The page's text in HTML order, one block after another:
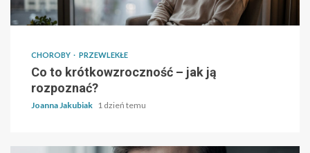
CHOROBY PRZEWLEKŁE
Co to krótkowzroczność – jak ją
rozpoznać?
Joanna Jakubiak 1 dzień temu